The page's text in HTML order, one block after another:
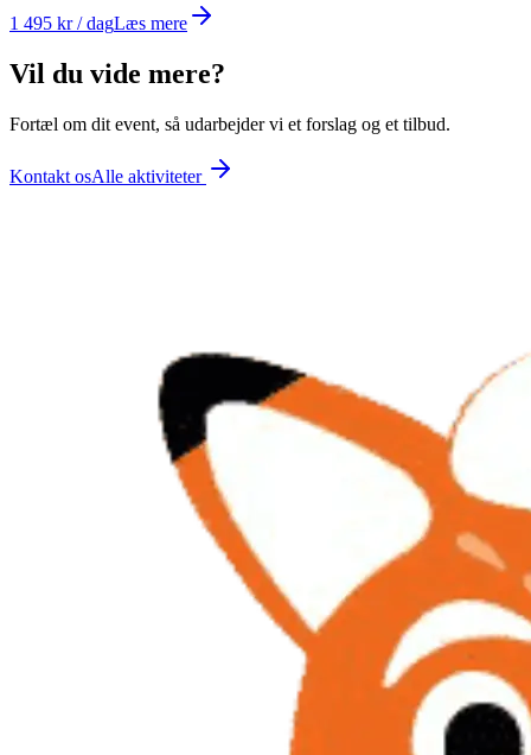
1 495 kr / dagLæs mere
Vil du vide mere?
Fortæl om dit event, så udarbejder vi et forslag og et tilbud.
Kontakt osAlle aktiviteter